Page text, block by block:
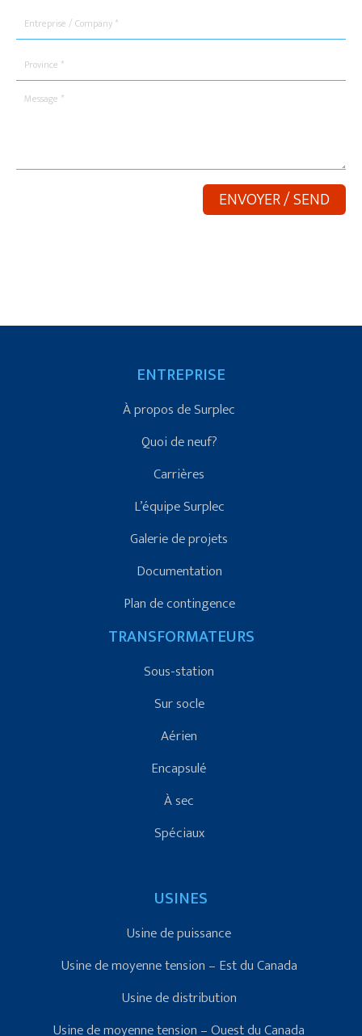
ENTREPRISE
À propos de Surplec
Quoi de neuf?
Carrières
L’équipe Surplec
Galerie de projets
Documentation
Plan de contingence
TRANSFORMATEURS
Sous-station
Sur socle
Aérien
Encapsulé
À sec
Spéciaux
USINES
Usine de puissance
Usine de moyenne tension – Est du Canada
Usine de distribution
Usine de moyenne tension – Ouest du Canada